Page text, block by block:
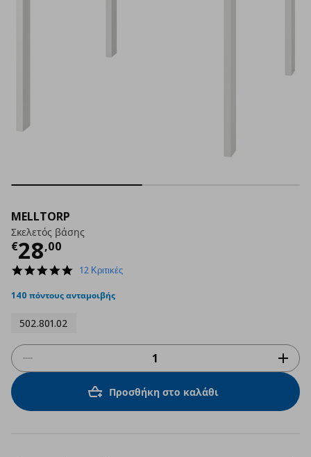
MELLTORP
Σκελετός βάσης
€28,00
Τρέχουσα τιμή
4.8
rating
12 Κριτικές
140 πόντους ανταμοιβής
502.801.02
Προσθήκη στο καλάθι